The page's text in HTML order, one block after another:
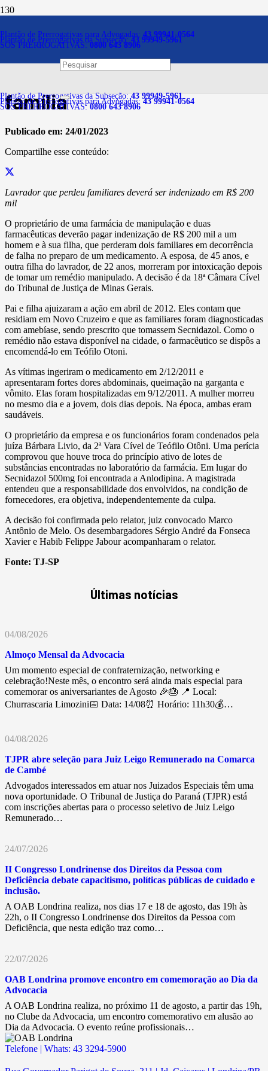
Plantão de Prerrogativas para Advogadas: 43 99941-0564
Plantão de Prerrogativas da Subseção:43 99949-5961
SOS PRERROGATIVAS:0800 643 8906
Plantão de Prerrogativas da Subseção:43 99949-5961
Plantão de Prerrogativas para Advogadas:43 99941-0564
SOS PRERROGATIVAS:0800 643 8906
Erro de manipulação em
farmácia causa dano a
família
Publicado em: 24/01/2023
Compartilhe esse conteúdo:
Lavrador que perdeu familiares deverá ser indenizado em R$ 200
mil
O proprietário de uma farmácia de manipulação e duas
farmacêuticas deverão pagar indenização de R$ 200 mil a um
homem e à sua filha, que perderam dois familiares em decorrência
de falha no preparo de um medicamento. A esposa, de 45 anos, e
outra filha do lavrador, de 22 anos, morreram por intoxicação depois
de tomar um remédio manipulado. A decisão é da 18ª Câmara Cível
do Tribunal de Justiça de Minas Gerais.
Pai e filha ajuizaram a ação em abril de 2012. Eles contam que
residiam em Novo Cruzeiro e que as familiares foram diagnosticadas
com amebíase, sendo prescrito que tomassem Secnidazol. Como o
remédio não estava disponível na cidade, o farmacêutico se dispôs a
encomendá-lo em Teófilo Otoni.
As vítimas ingeriram o medicamento em 2/12/2011 e
apresentaram fortes dores abdominais, queimação na garganta e
vômito. Elas foram hospitalizadas em 9/12/2011. A mulher morreu
no mesmo dia e a jovem, dois dias depois. Na época, ambas eram
saudáveis.
O proprietário da empresa e os funcionários foram condenados pela
juíza Bárbara Livio, da 2ª Vara Cível de Teófilo Otôni. Uma perícia
comprovou que houve troca do princípio ativo de lotes de
substâncias encontradas no laboratório da farmácia. Em lugar do
Secnidazol 500mg foi encontrada a Anlodipina. A magistrada
entendeu que a responsabilidade dos envolvidos, na condição de
fornecedores, era objetiva, independentemente da culpa.
A decisão foi confirmada pelo relator, juiz convocado Marco
Antônio de Melo. Os desembargadores Sérgio André da Fonseca
Xavier e Habib Felippe Jabour acompanharam o relator.
Fonte: TJ-SP
Últimas notícias
04/08/2026
Almoço Mensal da Advocacia
Um momento especial de confraternização, networking e
celebração!Neste mês, o encontro será ainda mais especial para
comemorar os aniversariantes de Agosto 🎉🎂 📍 Local:
Churrascaria Limozini📅 Data: 14/08⏰ Horário: 11h30💰…
04/08/2026
TJPR abre seleção para Juiz Leigo Remunerado na Comarca
de Cambé
Advogados interessados em atuar nos Juizados Especiais têm uma
nova oportunidade. O Tribunal de Justiça do Paraná (TJPR) está
com inscrições abertas para o processo seletivo de Juiz Leigo
Remunerado…
24/07/2026
II Congresso Londrinense dos Direitos da Pessoa com
Deficiência debate capacitismo, políticas públicas de cuidado e
inclusão.
A OAB Londrina realiza, nos dias 17 e 18 de agosto, das 19h às
22h, o II Congresso Londrinense dos Direitos da Pessoa com
Deficiência, que nesta edição traz como…
22/07/2026
OAB Londrina promove encontro em comemoração ao Dia da
Advocacia
A OAB Londrina realiza, no próximo 11 de agosto, a partir das 19h,
no Clube da Advocacia, um encontro comemorativo em alusão ao
Dia da Advocacia. O evento reúne profissionais…
Telefone | Whats: 43 3294-5900